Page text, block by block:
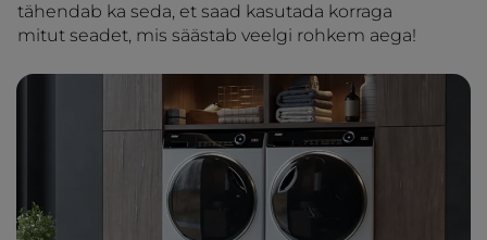
tähendab ka seda, et saad kasutada korraga
mitut seadet, mis säästab veelgi rohkem aega!